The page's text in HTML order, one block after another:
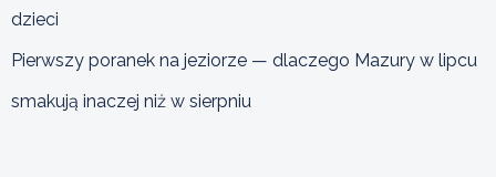
dzieci
Pierwszy poranek na jeziorze — dlaczego Mazury w lipcu
smakują inaczej niż w sierpniu